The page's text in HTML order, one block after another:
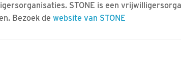
STONE is een
Bezoek dewebsite van STONE